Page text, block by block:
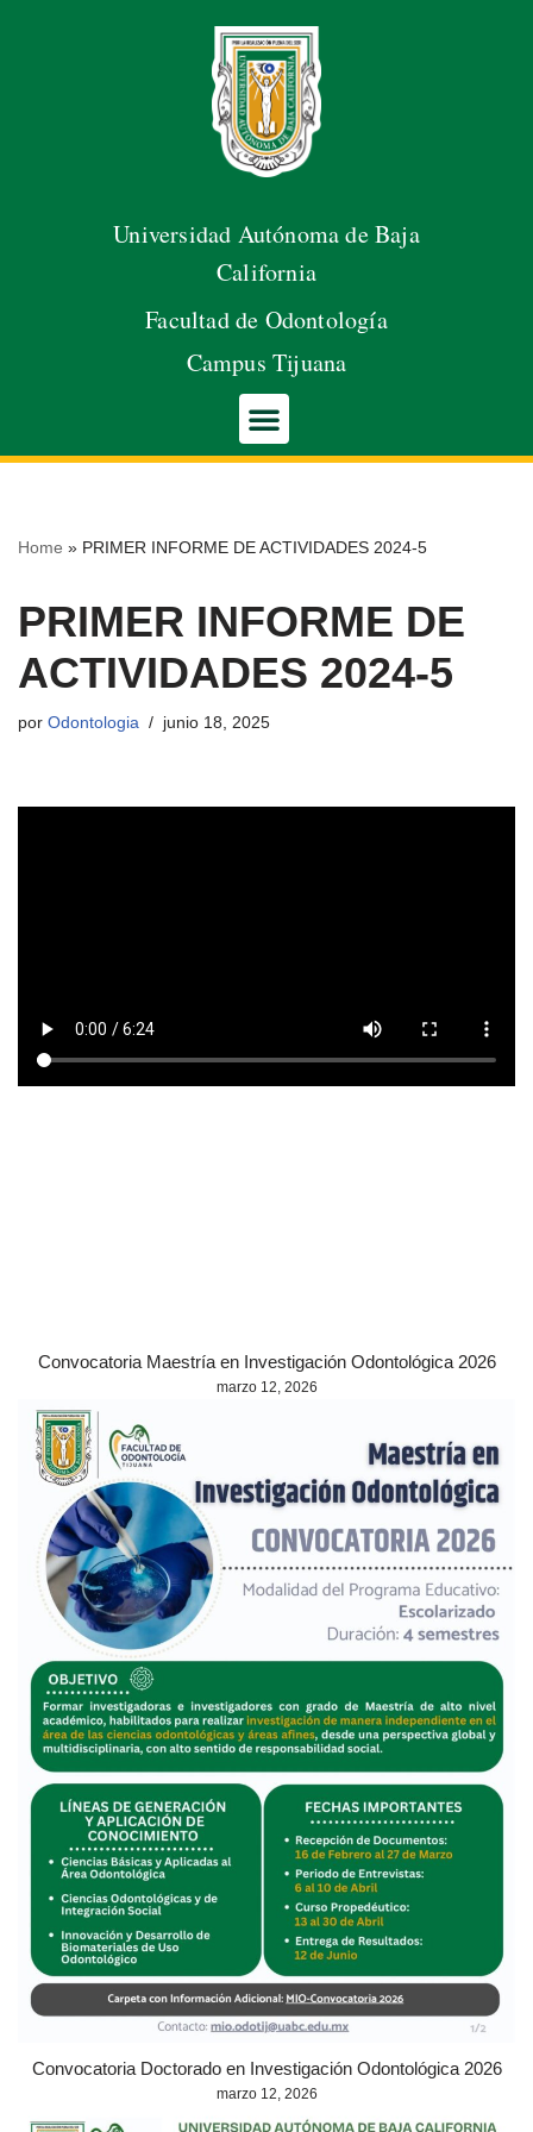
Abrir barra de herramientas
Universidad Autónoma de Baja
California
Facultad de Odontología
Campus Tijuana
Home » PRIMER INFORME DE ACTIVIDADES 2024-5
PRIMER INFORME DE
ACTIVIDADES 2024-5
por Odontologia junio 18, 2025
Convocatoria Maestría en Investigación Odontológica 2026
marzo 12, 2026
Convocatoria Doctorado en Investigación Odontológica 2026
marzo 12, 2026